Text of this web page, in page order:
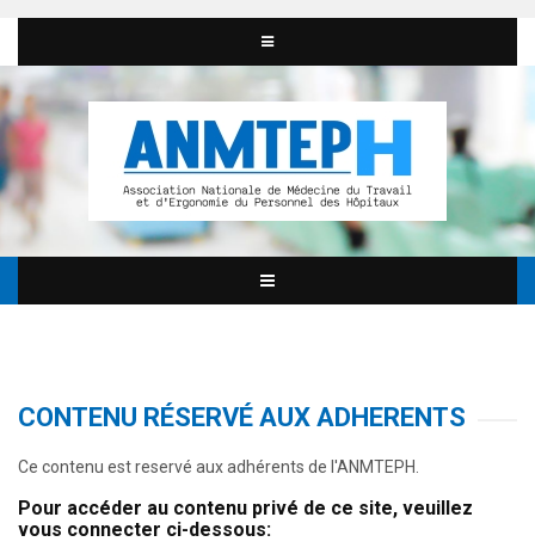
CONTENU RÉSERVÉ AUX ADHERENTS
Ce contenu est reservé aux adhérents de l'ANMTEPH.
Pour accéder au contenu privé de ce site, veuillez
vous connecter ci-dessous: